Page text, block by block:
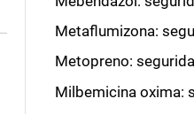
Metaflumizona:
Metopreno:
Milbemicina oxima: